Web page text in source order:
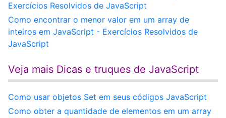
Exercícios Resolvidos de JavaScript
Como encontrar o menor valor em um array de
inteiros em JavaScript - Exercícios Resolvidos de
JavaScript
Veja mais Dicas e truques de JavaScript
Como usar objetos Set em seus códigos JavaScript
Como obter a quantidade de elementos em um array